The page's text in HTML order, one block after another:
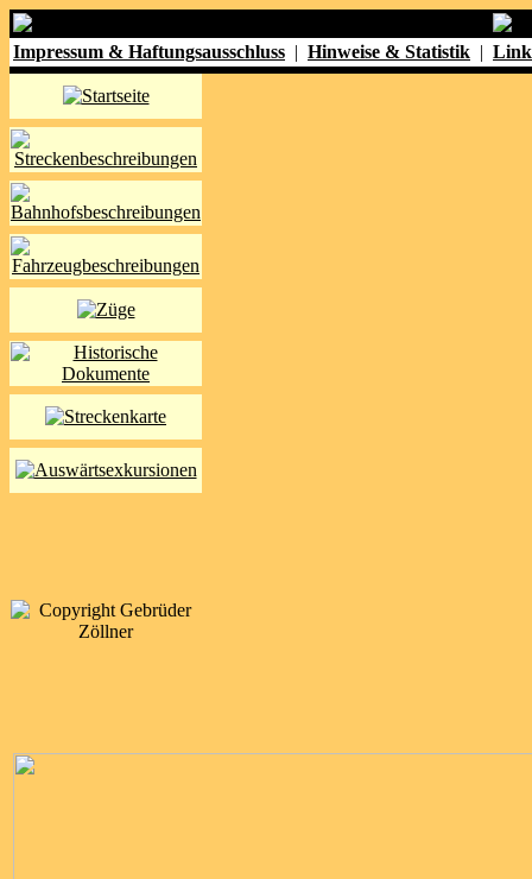
Impressum & Haftungsausschluss | Hinweise & Statistik |